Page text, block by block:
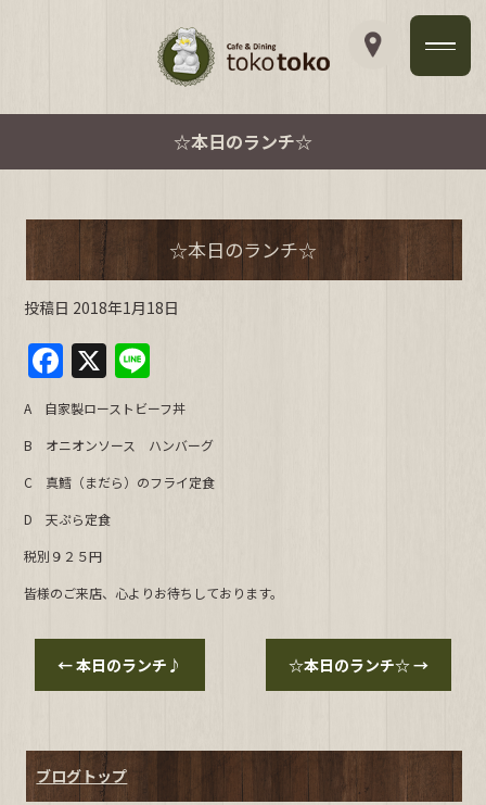
☆本日のランチ☆
☆本日のランチ☆
投稿日 2018年1月18日
F
a
c
e
b
o
o
k
X
n
e
A 自家製ローストビーフ丼
B オニオンソース ハンバーグ
C 真鱈（まだら）のフライ定食
D 天ぷら定食
税別９２５円
皆様のご来店、心よりお待ちしております。
←本日のランチ♪ ☆本日のランチ☆→
ブログトップ